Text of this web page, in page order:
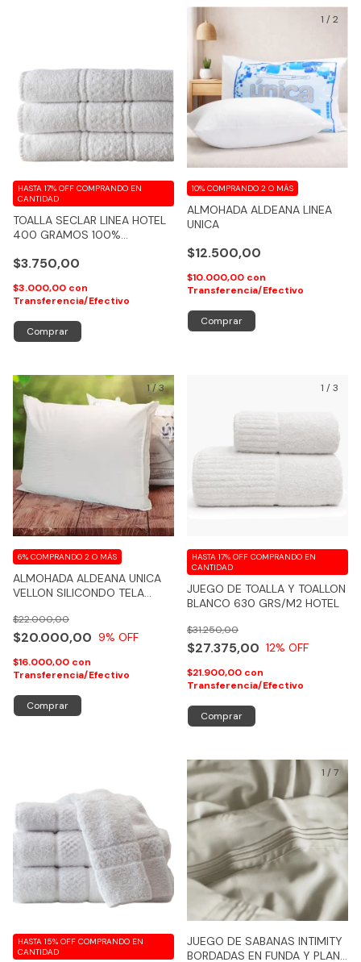
TOALLA SECLAR LINEA HOTEL
400 GRAMOS 100%
$3.750,00
HASTA 17% OFF COMPRANDO EN
CANTIDAD
$3.000,00 con
Transferencia/Efectivo
Comprar
1 /2
ALMOHADA ALDEANA LINEA
UNICA
$12.500,00
10% COMPRANDO 2 O MÁS
$10.000,00 con
Transferencia/Efectivo
1/3
ALMOHADA ALDEANA UNICA
VELLON SILICONDO TELA
ALGODON
$20.000,00
$22.000,00
9% OFF
6% COMPRANDO 2 O MÁS
$16.000,00 con
Transferencia/Efectivo
1 /3
JUEGO DE TOALLA Y TOALLON
BLANCO 630 GRS/M2 HOTEL
$27.375,00
$31.250,00
12% OFF
HASTA 17% OFF COMPRANDO EN
CANTIDAD
$21.900,00 con
Transferencia/Efectivo
HASTA 15% OFF COMPRANDO EN
CANTIDAD
1 /7
JUEGO DE SABANAS INTIMITY
BORDADAS EN FUNDA Y PLANA